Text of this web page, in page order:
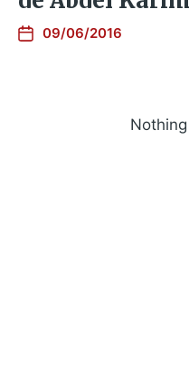
09/06/2016